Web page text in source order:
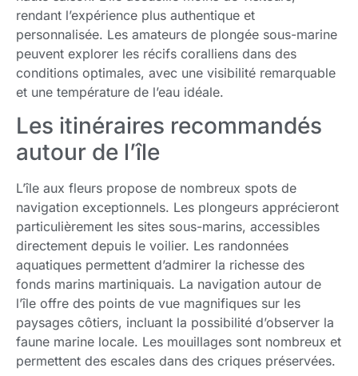
rendant l’expérience plus authentique et
personnalisée. Les amateurs de plongée sous-marine
peuvent explorer les récifs coralliens dans des
conditions optimales, avec une visibilité remarquable
et une température de l’eau idéale.
Les itinéraires recommandés
autour de l’île
L’île aux fleurs propose de nombreux spots de
navigation exceptionnels. Les plongeurs apprécieront
particulièrement les sites sous-marins, accessibles
directement depuis le voilier. Les randonnées
aquatiques permettent d’admirer la richesse des
fonds marins martiniquais. La navigation autour de
l’île offre des points de vue magnifiques sur les
paysages côtiers, incluant la possibilité d’observer la
faune marine locale. Les mouillages sont nombreux et
permettent des escales dans des criques préservées.